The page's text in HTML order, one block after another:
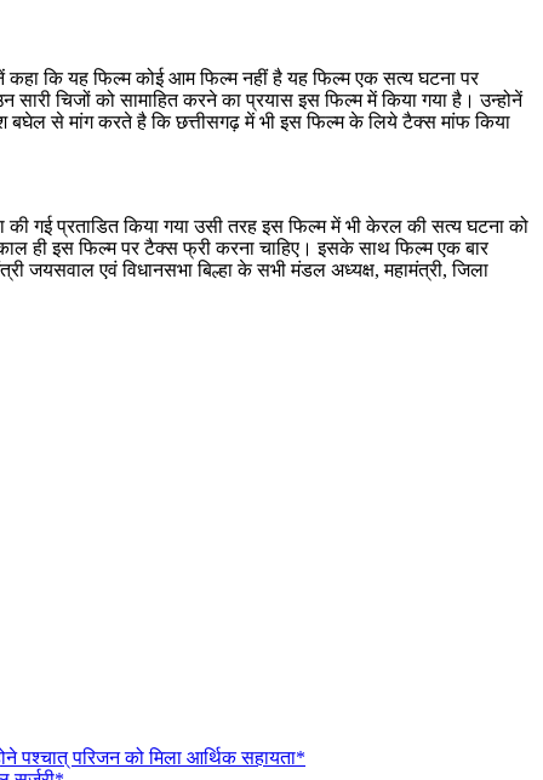
कहा कि यह फिल्म कोई आम फिल्म नहीं है यह फिल्म एक सत्य घटना पर
चिजों को सामाहित करने का प्रयास इस फिल्म में किया गया है। उन्होनें
से मांग करते है कि छत्तीसगढ़ में भी इस फिल्म के लिये टैक्स मांफ किया
की गई प्रताडित किया गया उसी तरह इस फिल्म में भी केरल की सत्य घटना को
ही इस फिल्म पर टैक्स फ्री करना चाहिए। इसके साथ फिल्म एक बार
जयसवाल एवं विधानसभा बिल्हा के सभी मंडल अध्यक्ष, महामंत्री, जिला
पश्चात् परिजन को मिला आर्थिक सहायता*